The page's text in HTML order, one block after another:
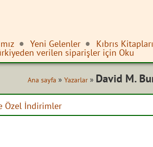
Yeni Gelenler Kıbrıs Kitapları
verilen siparişler için Oku
Ana sayfa » Yazarlar » David M.
Özel İndirimler